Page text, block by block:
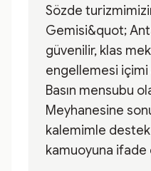
Sözde
Gemisi&quot;
güvenilir, klas
engellemesi içimi
Basın mensubu
Meyhanesine
kalemimle
kamuoyuna ifade